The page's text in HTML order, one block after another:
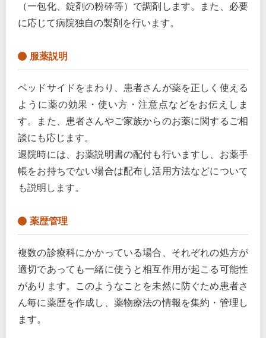
（一包化、錠剤の粉砕等）で調剤します。また、必要
に応じて病院独自の製剤を行います。
服薬説明
ベッドサイドをまわり、患者さんが薬を正しく使える
ように薬の効果・使い方・注意点などをお伝えしま
す。また、患者さんやご家族からのお薬に関するご相
談にも応じます。
退院時には、お薬説明書の配付も行いますし、お薬手
帳をお持ちでない場合は配布し活用方法などについて
も説明します。
薬歴管理
複数の診療科にかかっている場合、それぞれの処方が
適切であっても一緒に使うと相互作用が起こる可能性
があります。このようなことを未然に防ぐため患者さ
ん毎に薬歴を作成し、薬物療法の情報を集約・管理し
ます。